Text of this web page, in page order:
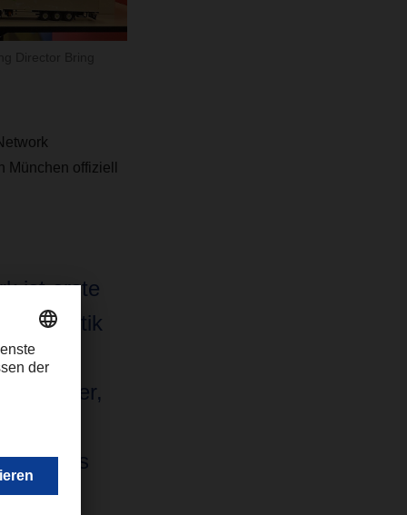
offiziell
ist erste
eine
Miller,
ist das
und